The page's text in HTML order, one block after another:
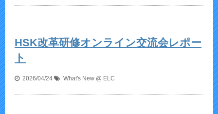
HSK改革研修オンライン交流会レポー
ト
2026/04/24 What's New @ ELC